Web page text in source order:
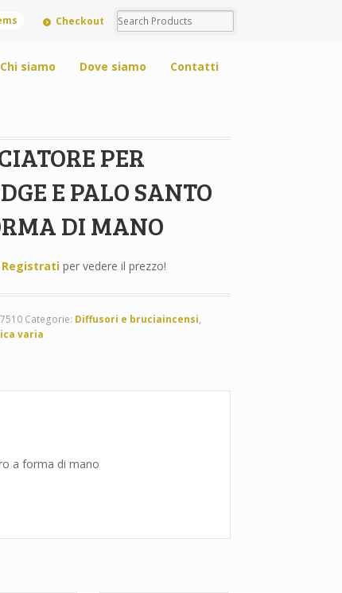
Checkout
Chi siamo Dove siamo Contatti
PER
E PALO SANTO
DI MANO
Registratiper vedere il prezzo!
Categorie: Diffusori e bruciaincensi,
varia
a forma di mano